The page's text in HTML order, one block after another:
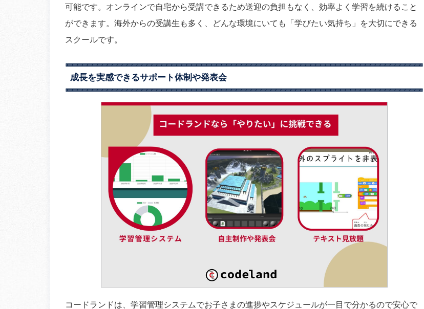
可能です。オンラインで自宅から受講できるため送迎の負担もなく、効率よく学習を続けること
ができます。海外からの受講生も多く、どんな環境にいても「学びたい気持ち」を大切にできる
スクールです。
成長を実感できるサポート体制や発表会
コードランドは、学習管理システムでお子さまの進捗やスケジュールが一目で分かるので安心で